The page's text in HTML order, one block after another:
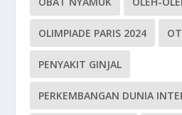
OLIMPIADE PARIS 2024
PENYAKIT GINJAL
PERKEMBANGAN DUNIA